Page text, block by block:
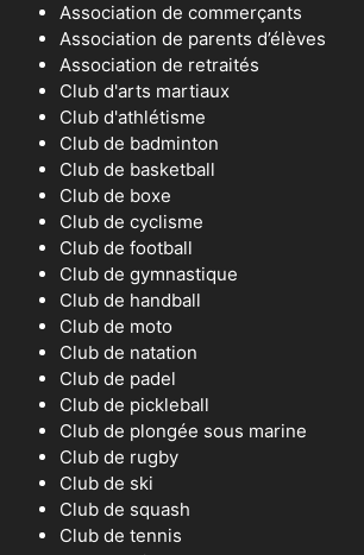
Association de commerçants
Association de parents d’élèves
Association de retraités
Club d'arts martiaux
Club d'athlétisme
Club de badminton
Club de basketball
Club de boxe
Club de cyclisme
Club de football
Club de gymnastique
Club de handball
Club de moto
Club de natation
Club de padel
Club de pickleball
Club de plongée sous marine
Club de rugby
Club de ski
Club de squash
Club de tennis